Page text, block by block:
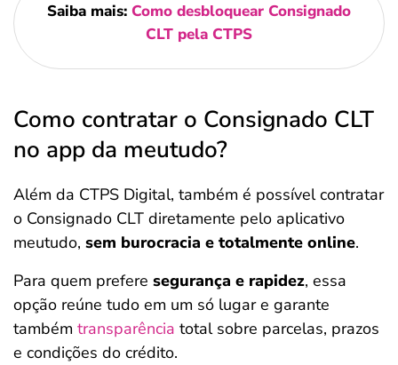
Saiba mais: Como desbloquear Consignado
CLT pela CTPS
Como contratar o Consignado CLT
no app da meutudo?
Além da CTPS Digital, também é possível contratar
o Consignado CLT diretamente pelo aplicativo
meutudo, sem burocracia e totalmente online.
Para quem prefere segurança e rapidez, essa
opção reúne tudo em um só lugar e garante
também transparência total sobre parcelas, prazos
e condições do crédito.